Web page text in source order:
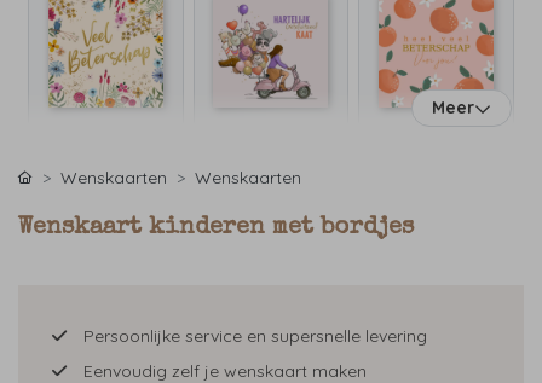
Meer
Wenskaarten Wenskaarten
Wenskaart kinderen met bordjes
Persoonlijke service en supersnelle levering
Eenvoudig zelf je wenskaart maken